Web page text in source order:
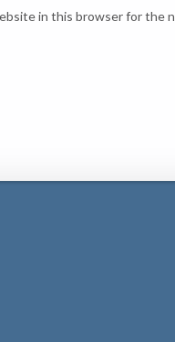
in this browser for the